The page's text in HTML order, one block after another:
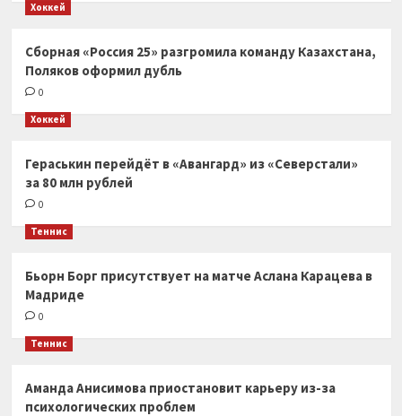
Хоккей
Сборная «Россия 25» разгромила команду Казахстана,
Поляков оформил дубль
0
Хоккей
Гераськин перейдёт в «Авангард» из «Северстали»
за 80 млн рублей
0
Теннис
Бьорн Борг присутствует на матче Аслана Карацева в
Мадриде
0
Теннис
Аманда Анисимова приостановит карьеру из-за
психологических проблем